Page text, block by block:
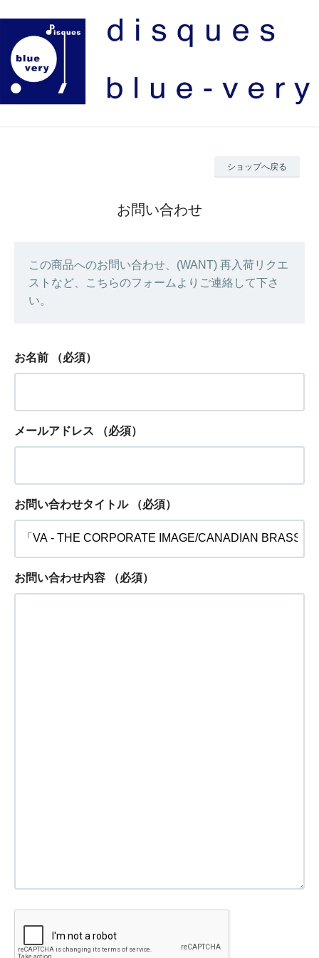
ショップへ戻る
お問い合わせ
この商品へのお問い合わせ、(WANT) 再入荷リクエ
ストなど、こちらのフォームよりご連絡して下さ
い。
お名前 （必須）
メールアドレス （必須）
お問い合わせタイトル （必須）
お問い合わせ内容 （必須）